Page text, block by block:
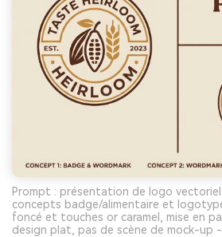
Prompt : présentation de logo vectoriel
concepts badge/alimentaire et
foncé et touches or caramel, mise en
design plat, pas de scène de mock-up